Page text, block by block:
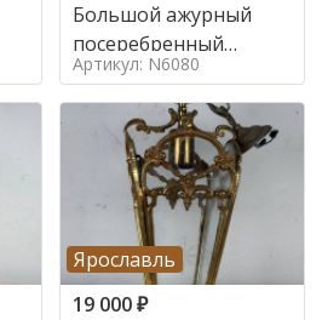
Большой ажурный
посеребренный
поднос в стиле
Артикул: N6080
Ярославль
19 000₽